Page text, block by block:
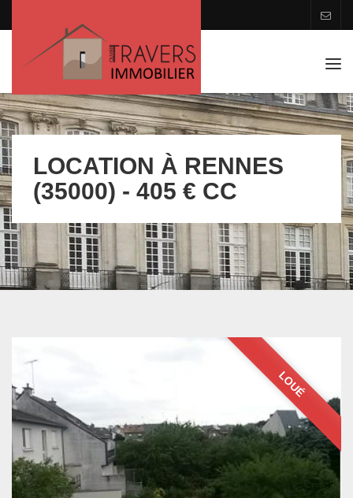
LOCATION À RENNES
(35000) - 405 € CC
LOUÉ